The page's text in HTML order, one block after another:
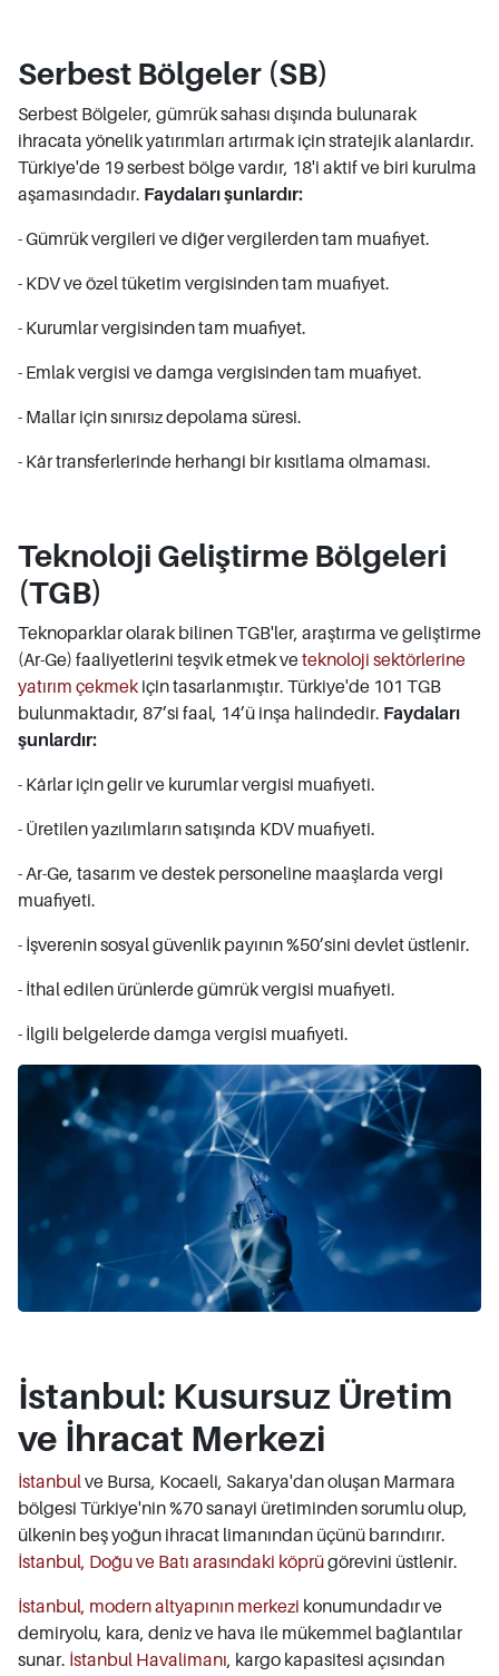
Serbest Bölgeler (SB)
Serbest Bölgeler, gümrük sahası dışında bulunarak
ihracata yönelik yatırımları artırmak için stratejik alanlardır.
Türkiye'de 19 serbest bölge vardır, 18'i aktif ve biri kurulma
aşamasındadır. Faydaları şunlardır:
- Gümrük vergileri ve diğer vergilerden tam muafiyet.
- KDV ve özel tüketim vergisinden tam muafiyet.
- Kurumlar vergisinden tam muafiyet.
- Emlak vergisi ve damga vergisinden tam muafiyet.
- Mallar için sınırsız depolama süresi.
- Kâr transferlerinde herhangi bir kısıtlama olmaması.
Teknoloji Geliştirme Bölgeleri
(TGB)
Teknoparklar olarak bilinen TGB'ler, araştırma ve geliştirme
(Ar-Ge) faaliyetlerini teşvik etmek veteknoloji sektörlerine
yatırım çekmek için tasarlanmıştır. Türkiye'de 101 TGB
bulunmaktadır, 87’si faal, 14’ü inşa halindedir. Faydaları
şunlardır:
- Kârlar için gelir ve kurumlar vergisi muafiyeti.
- Üretilen yazılımların satışında KDV muafiyeti.
- Ar-Ge, tasarım ve destek personeline maaşlarda vergi
muafiyeti.
- İşverenin sosyal güvenlik payının %50’sini devlet üstlenir.
- İthal edilen ürünlerde gümrük vergisi muafiyeti.
- İlgili belgelerde damga vergisi muafiyeti.
İstanbul: Kusursuz Üretim
ve İhracat Merkezi
İstanbul ve Bursa, Kocaeli, Sakarya'dan oluşan Marmara
bölgesi Türkiye'nin %70 sanayi üretiminden sorumlu olup,
ülkenin beş yoğun ihracat limanından üçünü barındırır.
İstanbul, Doğu ve Batı arasındaki köprügörevini üstlenir.
İstanbul, modern altyapının merkezi konumundadır ve
demiryolu, kara, deniz ve hava ile mükemmel bağlantılar
sunar. İstanbul Havalimanı, kargo kapasitesi açısından